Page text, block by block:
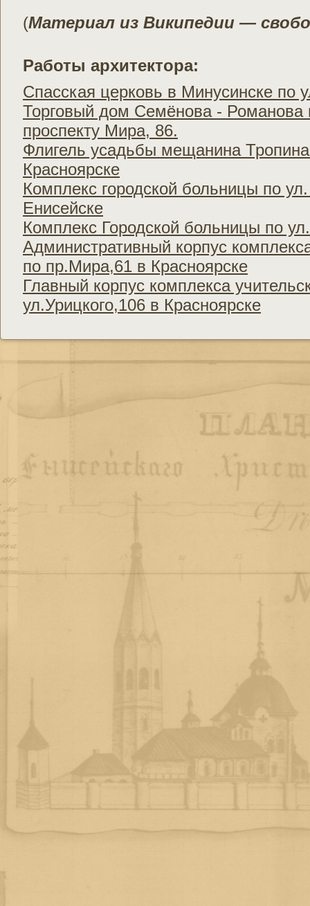
(Материал из Википедии —
Работы архитектора:
Спасская церковь в Минусинске по
Торговый дом Семёнова - Романова
проспекту Мира, 86.
Флигель усадьбы мещанина
Красноярске
Комплекс городской больницы по
Енисейске
Комплекс Городской больницы по
Административный корпус
по пр.Мира,61 в Красноярске
Главный корпус комплекса
ул.Урицкого,106 в Красноярске